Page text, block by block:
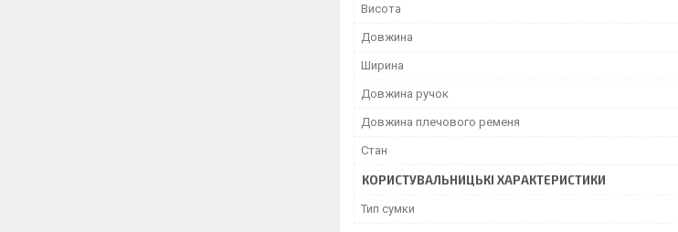
Висота
Довжина
Ширина
Довжина ручок
Довжина плечового ременя
Стан
КОРИСТУВАЛЬНИЦЬКІ ХАРАКТЕРИСТИКИ
Тип сумки